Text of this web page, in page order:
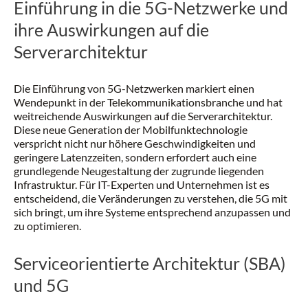
Einführung in die 5G-Netzwerke und
ihre Auswirkungen auf die
Serverarchitektur
Die Einführung von 5G-Netzwerken markiert einen
Wendepunkt in der Telekommunikationsbranche und hat
weitreichende Auswirkungen auf die Serverarchitektur.
Diese neue Generation der Mobilfunktechnologie
verspricht nicht nur höhere Geschwindigkeiten und
geringere Latenzzeiten, sondern erfordert auch eine
grundlegende Neugestaltung der zugrunde liegenden
Infrastruktur. Für IT-Experten und Unternehmen ist es
entscheidend, die Veränderungen zu verstehen, die 5G mit
sich bringt, um ihre Systeme entsprechend anzupassen und
zu optimieren.
Serviceorientierte Architektur (SBA)
und 5G